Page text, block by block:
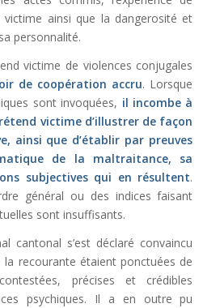
victime ainsi que la dangerosité et
personnalité.
victime de violences conjugales
de coopération accru. Lorsque
sont invoquées, il incombe à
victime d’illustrer de façon
ainsi que d’établir par preuves
de la maltraitance, sa
subjectives qui en résultent.
général ou des indices faisant
sont insuffisants.
cantonal s’est déclaré convaincu
la recourante étaient ponctuées de
précises et crédibles
psychiques. Il a en outre pu